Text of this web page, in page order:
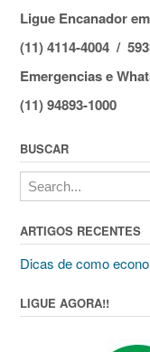
Ligue Encanador
(11) 4114-4004 /
Emergencias e
(11) 94893-1000
BUSCAR
ARTIGOS RECENTES
Dicas de como
LIGUE AGORA!!